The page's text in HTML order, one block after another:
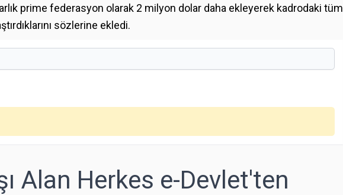
prime federasyon olarak 2 milyon dolar daha ekleyerek kadrodaki tüm
sözlerine ekledi.
Alan Herkes e-Devlet'ten